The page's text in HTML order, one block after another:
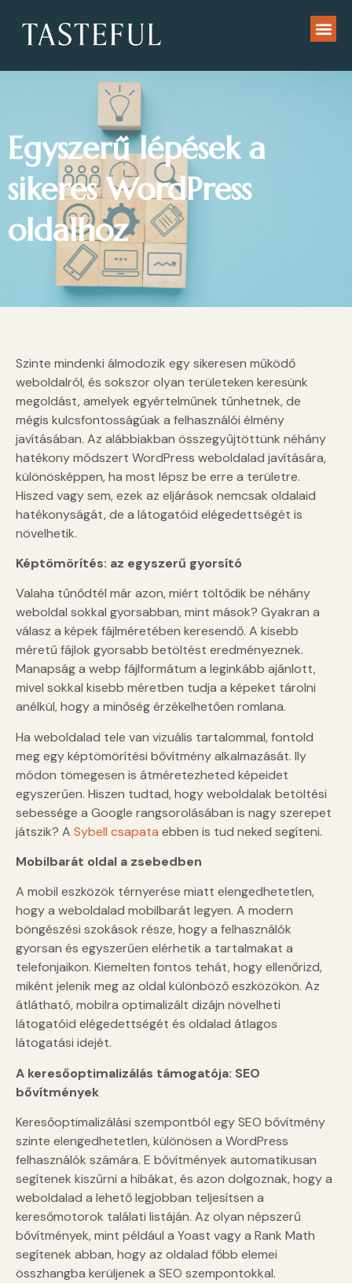
Egyszerű lépések a
sikeres WordPress
oldalhoz
Szinte mindenki álmodozik egy sikeresen működő
weboldalról, és sokszor olyan területeken keresünk
megoldást, amelyek egyértelműnek tűnhetnek, de
mégis kulcsfontosságúak a felhasználói élmény
javításában. Az alábbiakban összegyűjtöttünk néhány
hatékony módszert WordPress weboldalad javítására,
különösképpen, ha most lépsz be erre a területre.
Hiszed vagy sem, ezek az eljárások nemcsak oldalaid
hatékonyságát, de a látogatóid elégedettségét is
növelhetik.
Képtömörítés: az egyszerű gyorsító
Valaha tűnődtél már azon, miért töltődik be néhány
weboldal sokkal gyorsabban, mint mások? Gyakran a
válasz a képek fájlméretében keresendő. A kisebb
méretű fájlok gyorsabb betöltést eredményeznek.
Manapság a webp fájlformátum a leginkább ajánlott,
mivel sokkal kisebb méretben tudja a képeket tárolni
anélkül, hogy a minőség érzékelhetően romlana.
Ha weboldalad tele van vizuális tartalommal, fontold
meg egy képtömörítési bővítmény alkalmazását. Ily
módon tömegesen is átméretezheted képeidet
egyszerűen. Hiszen tudtad, hogy weboldalak betöltési
sebessége a Google rangsorolásában is nagy szerepet
játszik? A Sybell csapata ebben is tud neked segíteni.
Mobilbarát oldal a zsebedben
A mobil eszközök térnyerése miatt elengedhetetlen,
hogy a weboldalad mobilbarát legyen. A modern
böngészési szokások része, hogy a felhasználók
gyorsan és egyszerűen elérhetik a tartalmakat a
telefonjaikon. Kiemelten fontos tehát, hogy ellenőrizd,
miként jelenik meg az oldal különböző eszközökön. Az
átlátható, mobilra optimalizált dizájn növelheti
látogatóid elégedettségét és oldalad átlagos
látogatási idejét.
A keresőoptimalizálás támogatója: SEO
bővítmények
Keresőoptimalizálási szempontból egy SEO bővítmény
szinte elengedhetetlen, különösen a WordPress
felhasználók számára. E bővítmények automatikusan
segítenek kiszűrni a hibákat, és azon dolgoznak, hogy a
weboldalad a lehető legjobban teljesítsen a
keresőmotorok találati listáján. Az olyan népszerű
bővítmények, mint például a Yoast vagy a Rank Math
segítenek abban, hogy az oldalad főbb elemei
összhangba kerüljenek a SEO szempontokkal.